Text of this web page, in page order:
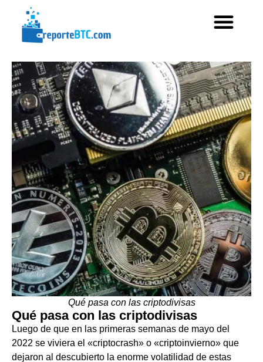
Qué pasa con las criptodivisas
Qué pasa con las criptodivisas
Luego de que en las primeras semanas de mayo del
2022 se viviera el «criptocrash» o «criptoinvierno» que
dejaron al descubierto la enorme volatilidad de estas